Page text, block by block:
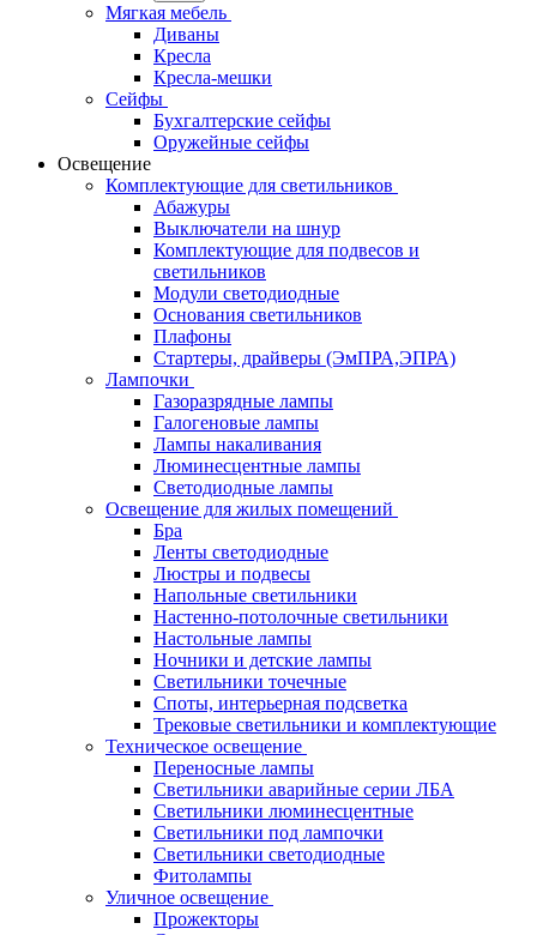
Мягкая мебель
Диваны
Кресла
Кресла-мешки
Сейфы
Бухгалтерские сейфы
Оружейные сейфы
Освещение
Комплектующие для светильников
Абажуры
Выключатели на шнур
Комплектующие для подвесов и
светильников
Модули светодиодные
Основания светильников
Плафоны
Стартеры, драйверы (ЭмПРА,ЭПРА)
Лампочки
Газоразрядные лампы
Галогеновые лампы
Лампы накаливания
Люминесцентные лампы
Светодиодные лампы
Освещение для жилых помещений
Бра
Ленты светодиодные
Люстры и подвесы
Напольные светильники
Настенно-потолочные светильники
Настольные лампы
Ночники и детские лампы
Светильники точечные
Споты, интерьерная подсветка
Трековые светильники и комплектующие
Техническое освещение
Переносные лампы
Светильники аварийные серии ЛБА
Светильники люминесцентные
Светильники под лампочки
Светильники светодиодные
Фитолампы
Уличное освещение
Прожекторы